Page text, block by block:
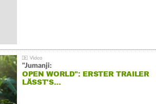
"Jumanji:
OPEN WORLD": ERSTER TRAILER
LÄSST'S…